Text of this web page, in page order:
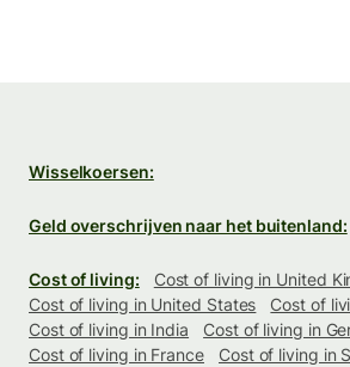
Wisselkoersen:
Geld overschrijven naar het buitenland:
Cost of living:
Cost of living in United
Cost of living in United States
Cost of
Cost of living in India
Cost of living in
Cost of living in France
Cost of living in